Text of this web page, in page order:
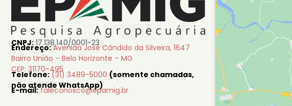
CNPJ: 17.138.140/0001-23
Endereço: Avenida José Cândido da Silveira, 1647
Bairro União – Belo Horizonte – MG
CEP: 31170-495
Telefone: (31) 3489-5000 (somente chamadas,
não atende WhatsApp)
E-mail: faleconosco@epamig.br